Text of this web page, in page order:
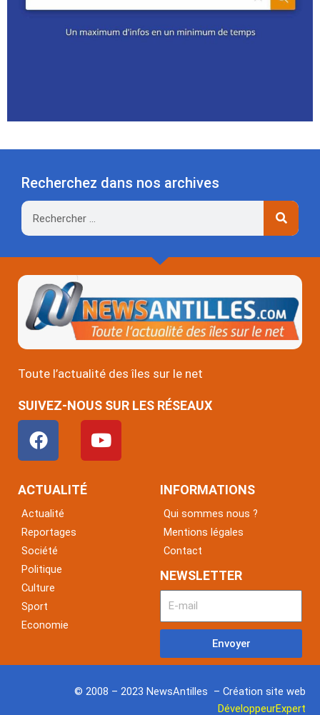
Recherchez dans nos archives
Rechercher
Toute l’actualité des îles sur le net
SUIVEZ-NOUS SUR LES RÉSEAUX
F
a
c
e
o
o
k
Y
o
u
ACTUALITÉ
Actualité
Reportages
Société
Politique
Culture
Sport
Economie
INFORMATIONS
Qui sommes nous ?
Mentions légales
Contact
NEWSLETTER
Envoyer
© 2008 – 2023 NewsAntilles – Création site web
DéveloppeurExpert